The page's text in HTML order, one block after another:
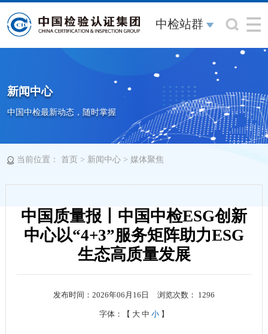
中检站群
新闻中心
中国中检最新动态，随时掌握
当前位置： 首页> 新闻中心> 媒体聚焦
中国质量报丨中国中检ESG创新
中心以“4+3”服务矩阵助力ESG
生态高质量发展
发布时间：2026年06月16日 浏览次数： 1296
字体：【 大 中 小 】